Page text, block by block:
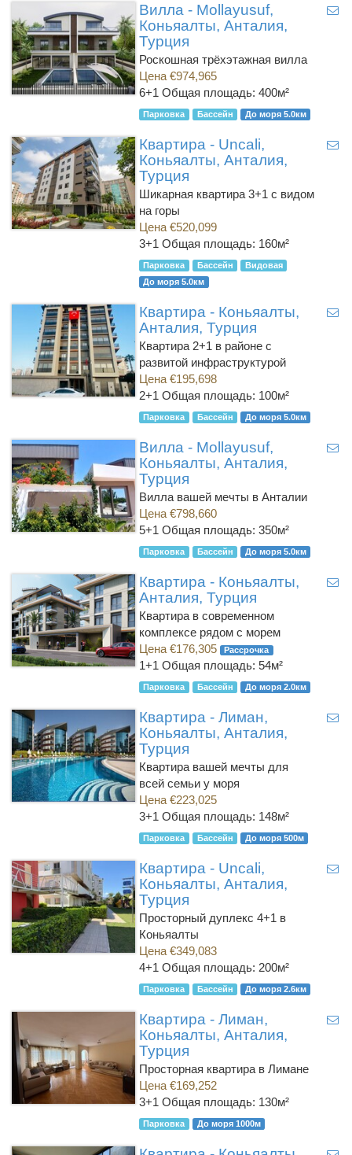
Вилла - Mollayusuf,
Коньяалты, Анталия,
Турция
Роскошная трёхэтажная вилла
Цена €974,965
6+1 Общая площадь: 400м²
Парковка Бассейн До моря 5.0км
Квартира - Uncali,
Коньяалты, Анталия,
Турция
Шикарная квартира 3+1 с видом
на горы
Цена €520,099
3+1 Общая площадь: 160м²
Парковка Бассейн
Видовая
До моря 5.0км
Квартира - Коньяалты,
Анталия, Турция
Квартира 2+1 в районе с
развитой инфраструктурой
Цена €195,698
2+1 Общая площадь: 100м²
Парковка Бассейн До моря 5.0км
Вилла - Mollayusuf,
Коньяалты, Анталия,
Турция
Вилла вашей мечты в Анталии
Цена €798,660
5+1 Общая площадь: 350м²
Парковка Бассейн До моря 5.0км
Квартира - Коньяалты,
Анталия, Турция
Квартира в современном
комплексе рядом с морем
Цена €176,305
Рассрочка
1+1 Общая площадь: 54м²
Парковка Бассейн До моря 2.0км
Квартира - Лиман,
Коньяалты, Анталия,
Турция
Квартира вашей мечты для
всей семьи у моря
Цена €223,025
3+1 Общая площадь: 148м²
Парковка Бассейн До моря 500м
Квартира - Uncali,
Коньяалты, Анталия,
Турция
Просторный дуплекс 4+1 в
Коньяалты
Цена €349,083
4+1 Общая площадь: 200м²
Парковка Бассейн До моря 2.6км
Квартира - Лиман,
Коньяалты, Анталия,
Турция
Просторная квартира в Лимане
Цена €169,252
3+1 Общая площадь: 130м²
Парковка До моря 1000м